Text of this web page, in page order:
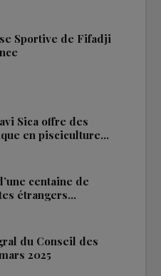
Sportive de Fifadji
Sica offre des
en pisciculture…
centaine de
étrangers…
du Conseil des
2025